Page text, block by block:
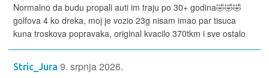
Normalno da budu propali auti im traju po 30+ godina🤣🤣🤣
golfova 4 ko dreka, moj je vozio 23g nisam imao par tisuca
kuna troskova popravaka, original kvacilo 370tkm i sve ostalo
Stric_Jura 9. srpnja 2026.